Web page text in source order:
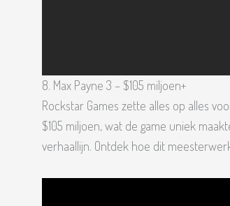
8. Max Payne 3 – $105 miljoen+
Rockstar Games zette alles op alles
$105 miljoen, wat de game uniek
verhaallijn. Ontdek hoe dit